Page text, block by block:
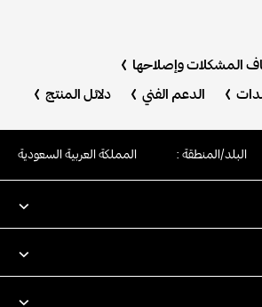
المشكلات وإصلاحها
الدعم الفني دلائل المنتج
البلد/المنطقة : المملكة العربية السعودية